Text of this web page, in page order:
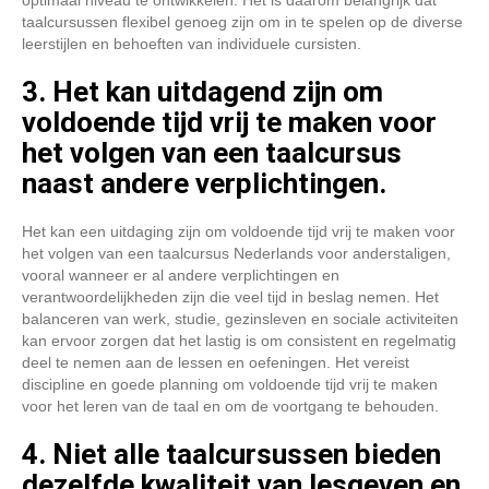
taalcursussen flexibel genoeg zijn om in te spelen op de diverse
leerstijlen en behoeften van individuele cursisten.
3. Het kan uitdagend zijn om
voldoende tijd vrij te maken voor
het volgen van een taalcursus
naast andere verplichtingen.
Het kan een uitdaging zijn om voldoende tijd vrij te maken voor
het volgen van een taalcursus Nederlands voor anderstaligen,
vooral wanneer er al andere verplichtingen en
verantwoordelijkheden zijn die veel tijd in beslag nemen. Het
balanceren van werk, studie, gezinsleven en sociale activiteiten
kan ervoor zorgen dat het lastig is om consistent en regelmatig
deel te nemen aan de lessen en oefeningen. Het vereist
discipline en goede planning om voldoende tijd vrij te maken
voor het leren van de taal en om de voortgang te behouden.
4. Niet alle taalcursussen bieden